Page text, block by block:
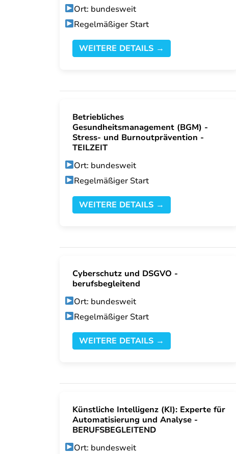
Ort: bundesweit
Regelmäßiger Start
WEITERE DETAILS →
Betriebliches
Gesundheitsmanagement (BGM) -
Stress- und Burnoutprävention -
TEILZEIT
Ort: bundesweit
Regelmäßiger Start
WEITERE DETAILS →
Cyberschutz und DSGVO -
berufsbegleitend
Ort: bundesweit
Regelmäßiger Start
WEITERE DETAILS →
Künstliche Intelligenz (KI): Experte für
Automatisierung und Analyse -
BERUFSBEGLEITEND
Ort: bundesweit